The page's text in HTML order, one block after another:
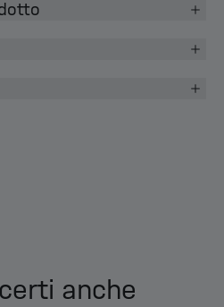
anche